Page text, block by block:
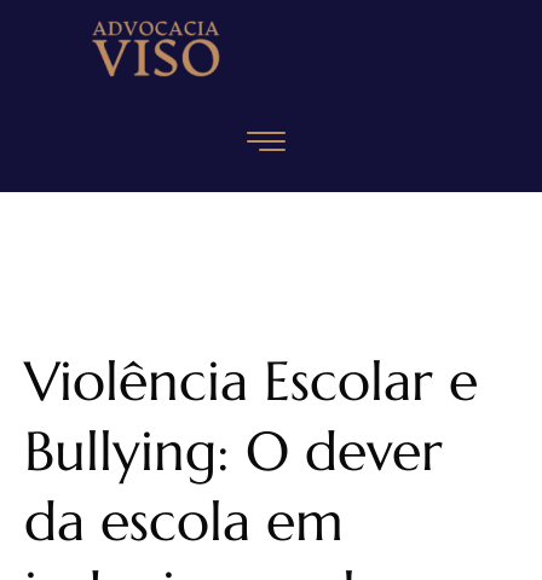
Violência Escolar e
Bullying: O dever
da escola em